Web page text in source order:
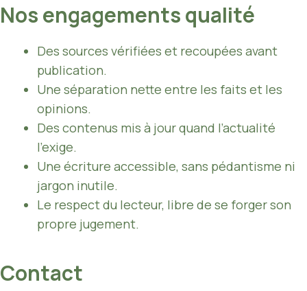
Nos engagements qualité
Des sources vérifiées et recoupées avant
publication.
Une séparation nette entre les faits et les
opinions.
Des contenus mis à jour quand l’actualité
l’exige.
Une écriture accessible, sans pédantisme ni
jargon inutile.
Le respect du lecteur, libre de se forger son
propre jugement.
Contact